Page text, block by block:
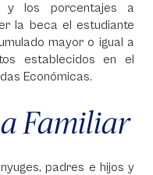
y los porcentajes a
la beca el estudiante
mayor o igual a
establecidos en el
Económicas.
Familiar
padres e hijos y